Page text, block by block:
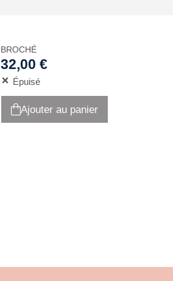
BROCHÉ
32,00 €
Épuisé
Ajouter au panier